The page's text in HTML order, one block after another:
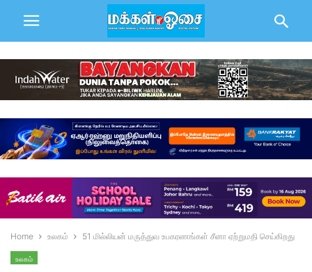
Home உலகம் 51 மில்லியன் மருத்துவ உபகரணங்கள் சீனா ஏற்றுமதி செய்கிறது
உலகம்